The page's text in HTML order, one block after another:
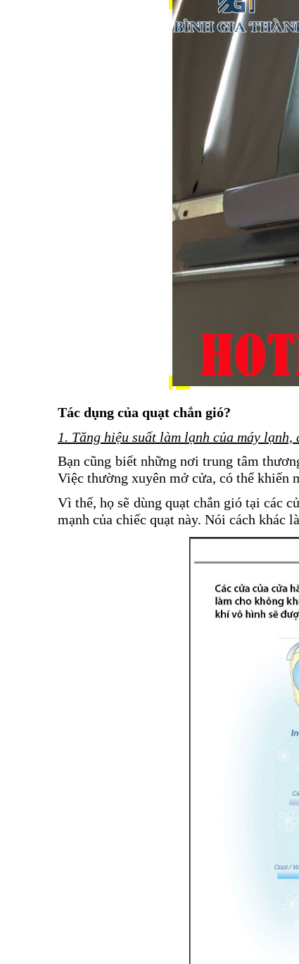
Tác dụng của quạt chắn gió?
1. Tăng hiệu suất làm lạnh của máy lạnh,
Bạn cũng biết những nơi trung tâm
Việc thường xuyên mở cửa, có thể khiến
Vì thế, họ sẽ dùng quạt chắn gió tại các
mạnh của chiếc quạt này. Nói cách khác